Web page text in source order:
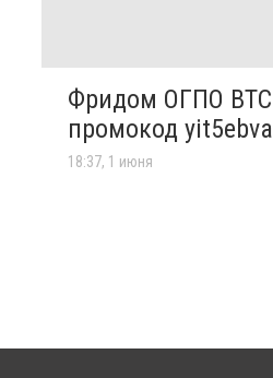
Фридом ОГПО ВТС
промокод yit5ebva
18:37, 1 июня